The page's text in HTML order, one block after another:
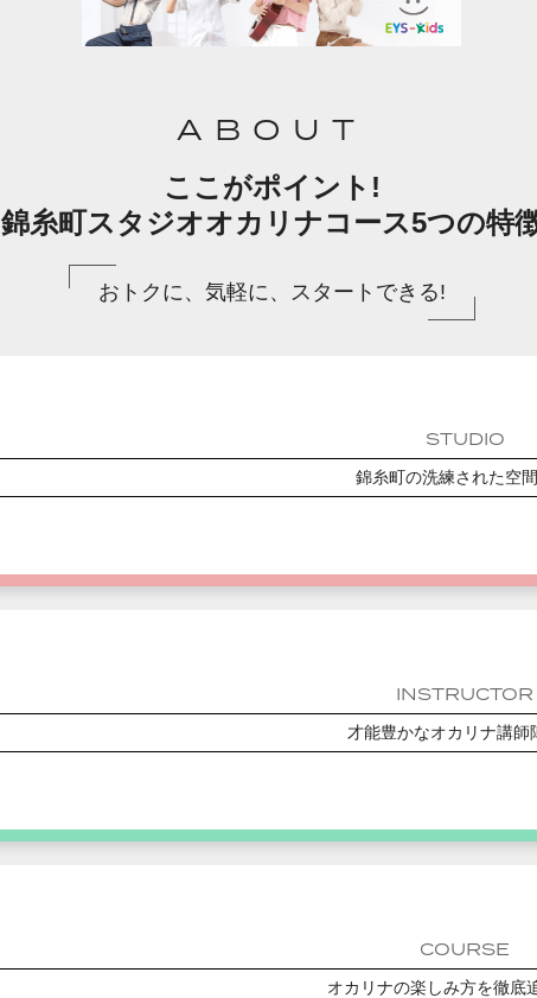
ABOUT
ここがポイント!
錦糸町スタジオオカリナコース5つの特
おトクに、気軽に、スタートできる!
STUDIO
錦糸町の洗練された空間
INSTRUCTOR
才能豊かなオカリナ講師
COURSE
オカリナの楽しみ方を徹底